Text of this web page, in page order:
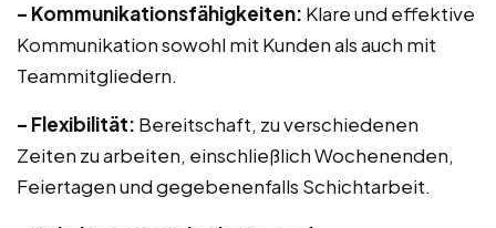
– Kommunikationsfähigkeiten: Klare und effektive
Kommunikation sowohl mit Kunden als auch mit
Teammitgliedern.
– Flexibilität: Bereitschaft, zu verschiedenen
Zeiten zu arbeiten, einschließlich Wochenenden,
Feiertagen und gegebenenfalls Schichtarbeit.